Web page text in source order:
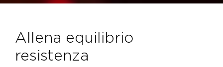
allena equilibrio
resistenza